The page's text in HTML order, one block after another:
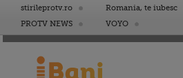
stirileprotv.ro Romania, te iubesc
PROTV NEWS
VOYO